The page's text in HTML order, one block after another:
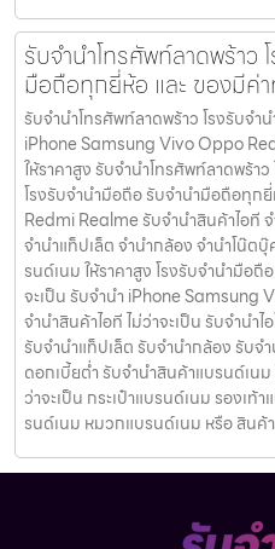
รับจำนำโทรศัพท์ลาดพร้าว
มือถือทุกยี่ห้อ และ ของมีค่
รับจำนำโทรศัพท์ลาดพร้าว โรงรับจ
iPhone Samsung Vivo Oppo
ให้ราคาสูง รับจำนำโทรศัพท์ลาดพร้า
โรงรับจำนำมือถือ รับจำนำมือถือทุ
Redmi Realme รับจำนำสินค้าไอที
จำนำแท็ปเล็ต จำนำกล้อง จำนำโน๊ต
รนด์เนม ให้ราคาสูง โรงรับจำนำมือ
จะเป็น รับจำนำ iPhone Samsung
จำนำสินค้าไอที ไม่ว่าจะเป็น รับจำนำ
รับจำนำแท็ปเล็ต รับจำนำกล้อง รับจ
ดอกเบี้ยต่ำ รับจำนำสินค้าแบรนด์เน
ว่าจะเป็น กระเป๋าแบรนด์เนม รองเท้
รนด์เนม หมวกแบรนด์เนม หรือ สินค้